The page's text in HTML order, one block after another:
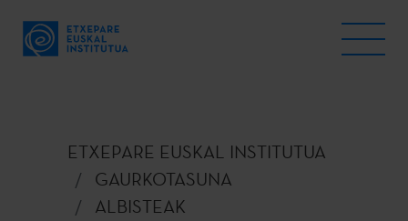
ETXEPARE EUSKAL INSTITUTUA
GAURKOTASUNA
ALBISTEAK